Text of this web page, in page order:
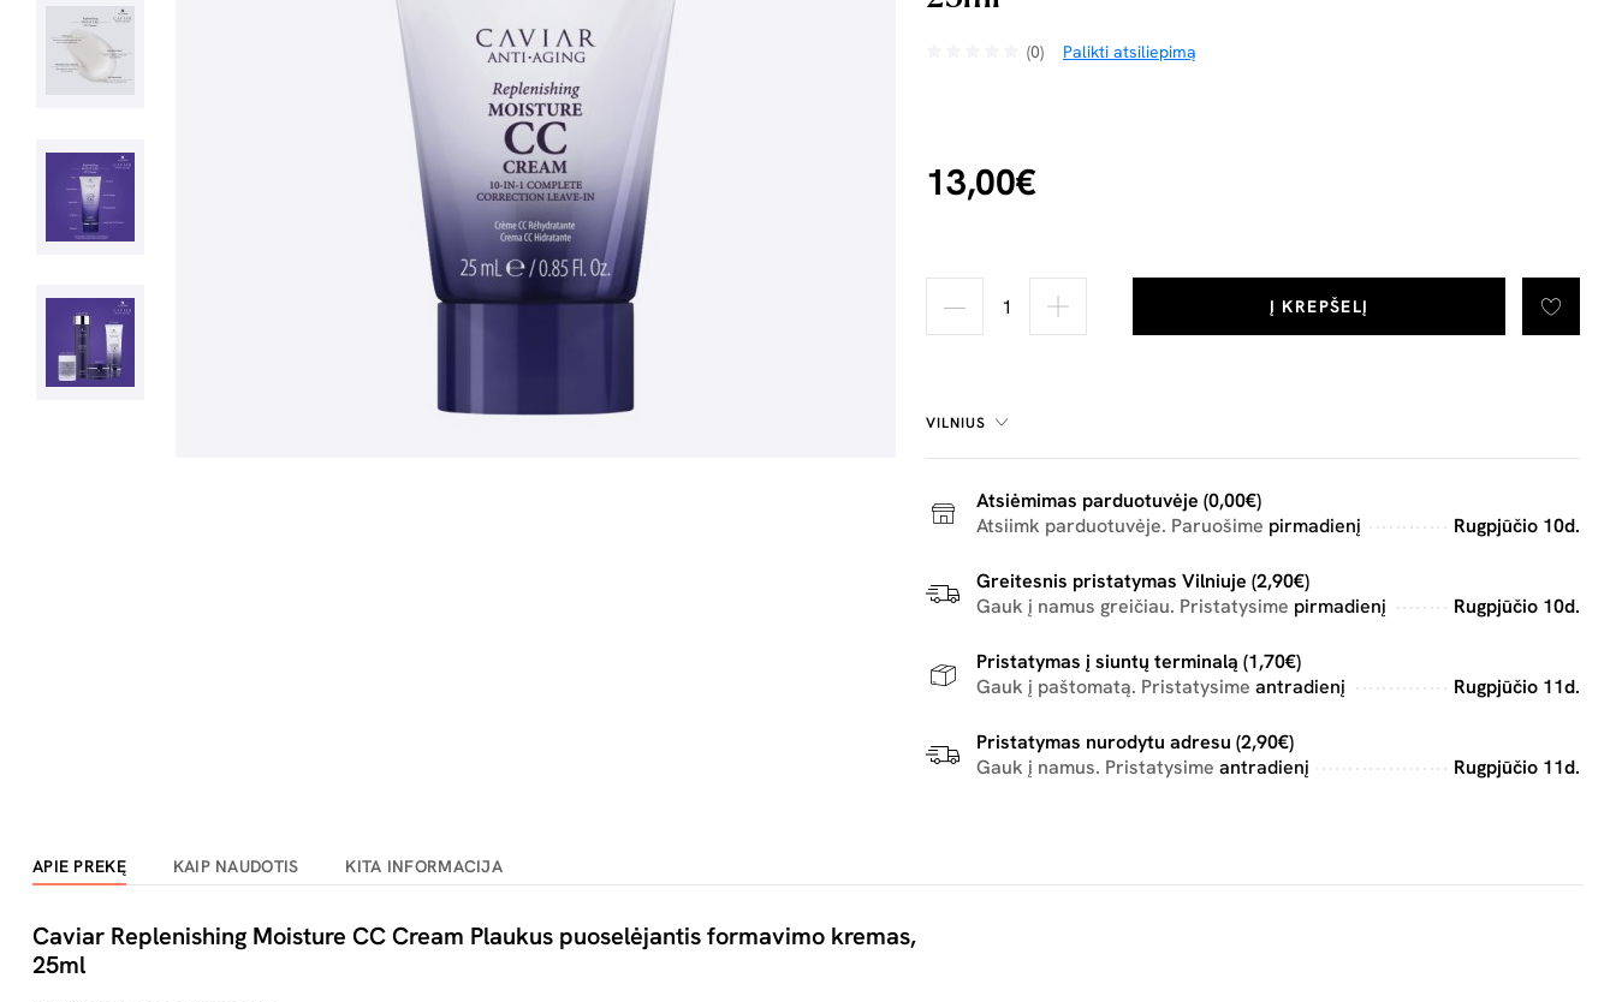
(0) Palikti atsiliepimą
13,00€
Į KREPŠELĮ
VILNIUS
Atsiėmimas parduotuvėje (0,00€)
Atsiimk parduotuvėje. Paruošime pirmadienį Rugpjūčio 10d.
Greitesnis pristatymas Vilniuje (2,90€)
Gauk į namus greičiau. Pristatysime pirmadienį Rugpjūčio 10d.
Pristatymas į siuntų terminalą (1,70€)
Gauk į paštomatą. Pristatysime antradienį Rugpjūčio 11d.
Pristatymas nurodytu adresu (2,90€)
Gauk į namus. Pristatysime antradienį Rugpjūčio 11d.
APIE PREKĘ KAIP NAUDOTIS KITA INFORMACIJA
Caviar Replenishing Moisture CC Cream Plaukus puoselėjantis formavimo kremas,
25ml